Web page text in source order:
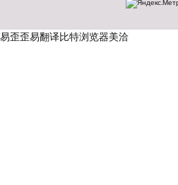
易歪歪易翻译比特浏览器美洽